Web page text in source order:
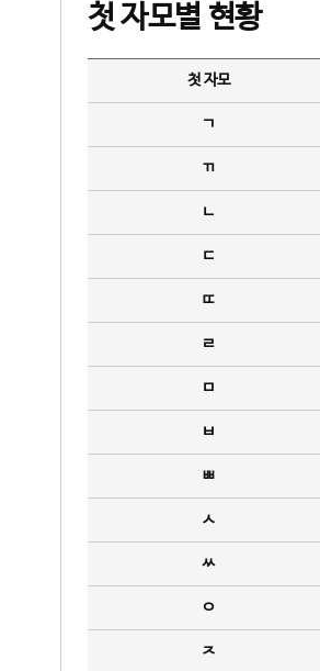
첫 자모별 현황
첫 자모
ㄱ
ㄲ
ㄴ
ㄷ
ㄸ
ㄹ
ㅁ
ㅂ
ㅃ
ㅅ
ㅆ
ㅇ
ㅈ